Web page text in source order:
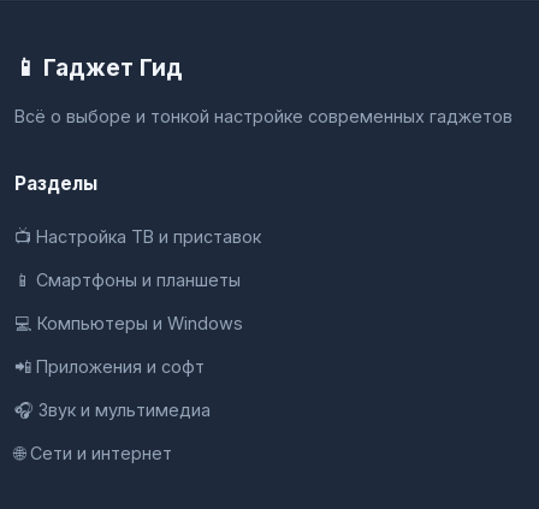
📱 Гаджет Гид
Всё о выборе и тонкой настройке современных гаджетов
Разделы
📺 Настройка ТВ и приставок
📱 Смартфоны и планшеты
💻 Компьютеры и Windows
📲 Приложения и софт
🎧 Звук и мультимедиа
🌐 Сети и интернет